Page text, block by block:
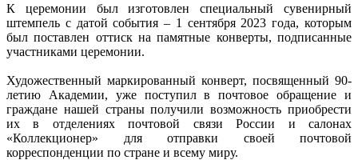
К церемонии был изготовлен специальный сувенирный
штемпель с датой события – 1 сентября 2023 года, которым
был поставлен оттиск на памятные конверты, подписанные
участниками церемонии.
Художественный маркированный конверт, посвященный 90-
летию Академии, уже поступил в почтовое обращение и
граждане нашей страны получили возможность приобрести
их в отделениях почтовой связи России и салонах
«Коллекционер» для отправки своей почтовой
корреспонденции по стране и всему миру.